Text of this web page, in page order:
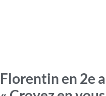
Florentin en 2e